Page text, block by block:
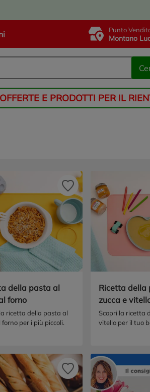
Punto
Montano
E PRODOTTI PER IL
della pasta al
forno
ricetta della pasta al
per i più piccoli.
Ricetta della
zucca e
Scopri la ricetta
vitello per il tuo